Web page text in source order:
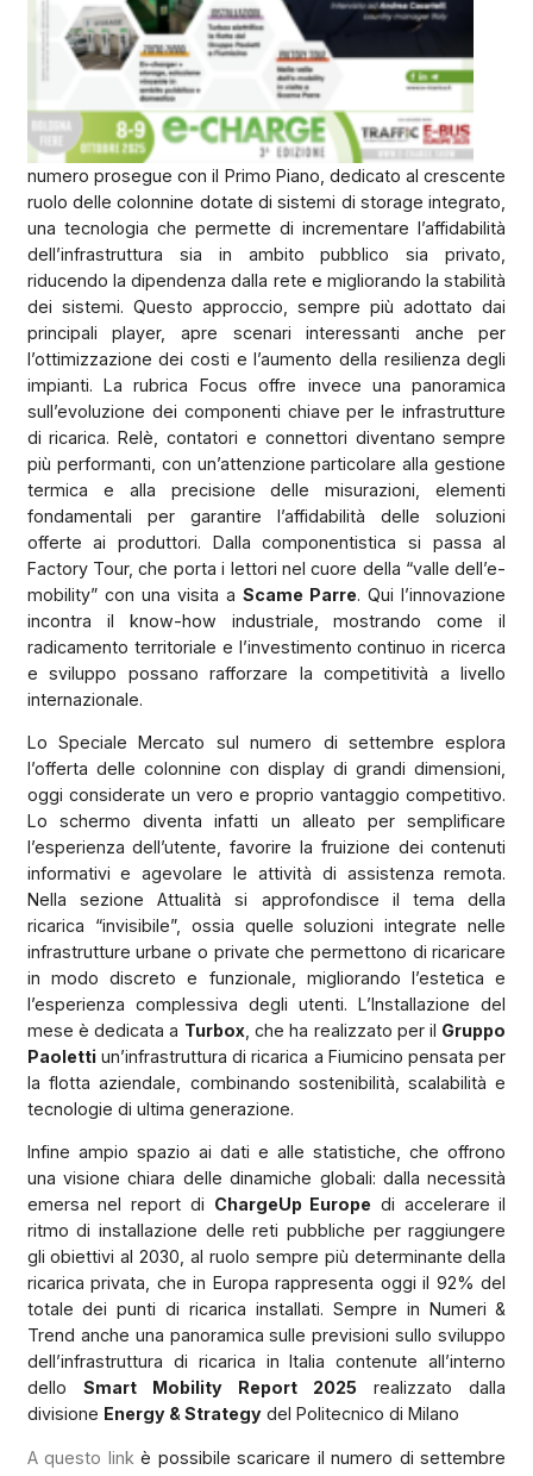
numero prosegue con il Primo Piano, dedicato al crescente
ruolo delle colonnine dotate di sistemi di storage integrato,
una tecnologia che permette di incrementare l’affidabilità
dell’infrastruttura sia in ambito pubblico sia privato,
riducendo la dipendenza dalla rete e migliorando la stabilità
dei sistemi. Questo approccio, sempre più adottato dai
principali player, apre scenari interessanti anche per
l’ottimizzazione dei costi e l’aumento della resilienza degli
impianti. La rubrica Focus offre invece una panoramica
sull’evoluzione dei componenti chiave per le infrastrutture
di ricarica. Relè, contatori e connettori diventano sempre
più performanti, con un’attenzione particolare alla gestione
termica e alla precisione delle misurazioni, elementi
fondamentali per garantire l’affidabilità delle soluzioni
offerte ai produttori. Dalla componentistica si passa al
Factory Tour, che porta i lettori nel cuore della “valle dell’e-
mobility” con una visita aScame Parre. Qui l’innovazione
incontra il know-how industriale, mostrando come il
radicamento territoriale e l’investimento continuo in ricerca
e sviluppo possano rafforzare la competitività a livello
internazionale.
Lo Speciale Mercato sul numero di settembre esplora
l’offerta delle colonnine con display di grandi dimensioni,
oggi considerate un vero e proprio vantaggio competitivo.
Lo schermo diventa infatti un alleato per semplificare
l’esperienza dell’utente, favorire la fruizione dei contenuti
informativi e agevolare le attività di assistenza remota.
Nella sezione Attualità si approfondisce il tema della
ricarica “invisibile”, ossia quelle soluzioni integrate nelle
infrastrutture urbane o private che permettono di ricaricare
in modo discreto e funzionale, migliorando l’estetica e
l’esperienza complessiva degli utenti. L’Installazione del
mese è dedicata a Turbox, che ha realizzato per il Gruppo
Paolettiun’infrastruttura di ricarica a Fiumicino pensata per
la flotta aziendale, combinando sostenibilità, scalabilità e
tecnologie di ultima generazione.
Infine ampio spazio ai dati e alle statistiche, che offrono
una visione chiara delle dinamiche globali: dalla necessità
emersa nel report di ChargeUp Europe di accelerare il
ritmo di installazione delle reti pubbliche per raggiungere
gli obiettivi al 2030, al ruolo sempre più determinante della
ricarica privata, che in Europa rappresenta oggi il 92% del
totale dei punti di ricarica installati. Sempre in Numeri &
Trend anche una panoramica sulle previsioni sullo sviluppo
dell’infrastruttura di ricarica in Italia contenute all’interno
dello Smart Mobility Report 2025 realizzato dalla
divisione Energy & Strategydel Politecnico di Milano
A questo link è possibile scaricare il numero di settembre